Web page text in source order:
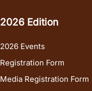
2026 Edition
2026 Events
Registration Form
Media Registration Form